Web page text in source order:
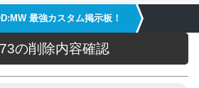
最強カスタム掲示板！
の削除内容確認